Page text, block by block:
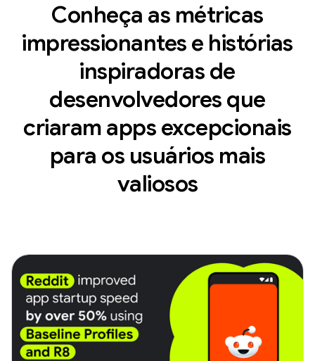
Conheça as métricas
impressionantes e histórias
inspiradoras de
desenvolvedores que
criaram apps excepcionais
para os usuários mais
valiosos